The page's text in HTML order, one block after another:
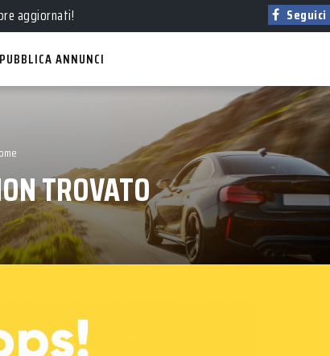
aggiornati! Seguici
PUBBLICA ANNUNCI
TROVATO